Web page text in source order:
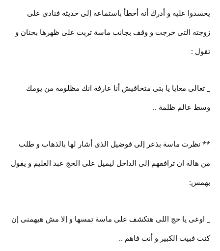
يحسدوا عليه و أدرك أنه أخطأ باستماعه إلى حديثه فنادى على
زوجته التى خرجت و وقف بجانب ماسة تربت على ظهرها بحنان و
تقول :
_ تعالى معايا يا بتى متخافيش أنا عارفة انك مظلومة من يومك
وسط عالم ظلمة ..
** نظرت ماسة بذعر إلى فوضيل الذى أشار لها بالذهاب و طلب
من هالة ان ترافقهم إلى الداخل ليميل على الحج عبد العليم و يقول
بهمس:
_ اوعى يا حج اللى هتكشف على ماسة تمسها و إلا مش هيهمنى إن
كنت فبيت الكبير و أنت فاهم ..